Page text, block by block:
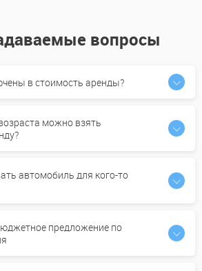
вопросы
в стоимость аренды?
можно взять
автомобиль для кого-то
предложение по